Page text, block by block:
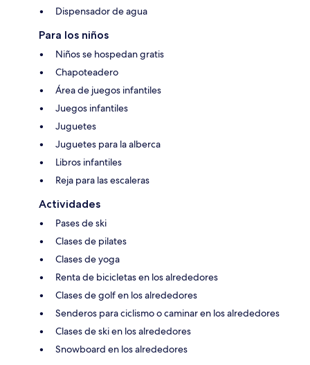
Dispensador de agua
Para los niños
Niños se hospedan gratis
Chapoteadero
Área de juegos infantiles
Juegos infantiles
Juguetes
Juguetes para la alberca
Libros infantiles
Reja para las escaleras
Actividades
Pases de ski
Clases de pilates
Clases de yoga
Renta de bicicletas en los alrededores
Clases de golf en los alrededores
Senderos para ciclismo o caminar en los alrededores
Clases de ski en los alrededores
Snowboard en los alrededores